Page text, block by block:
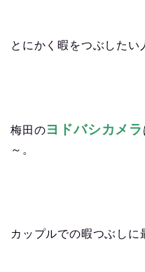
とにかく暇をつぶしたい
梅田のヨドバシカメラ
～。
カップルでの暇つぶしに